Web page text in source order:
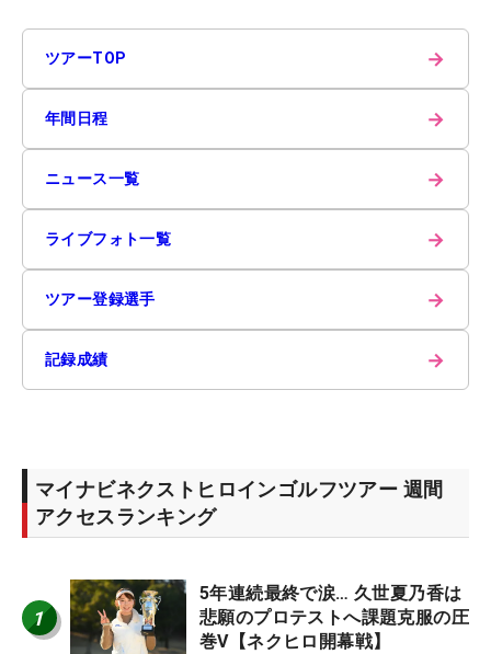
ツアーTOP →
年間日程 →
ニュース一覧 →
ライブフォト一覧 →
ツアー登録選手 →
記録成績 →
マイナビネクストヒロインゴルフツアー 週間
アクセスランキング
1
5年連続最終で涙… 久世夏乃香は
悲願のプロテストへ課題克服の圧
巻V【ネクヒロ開幕戦】